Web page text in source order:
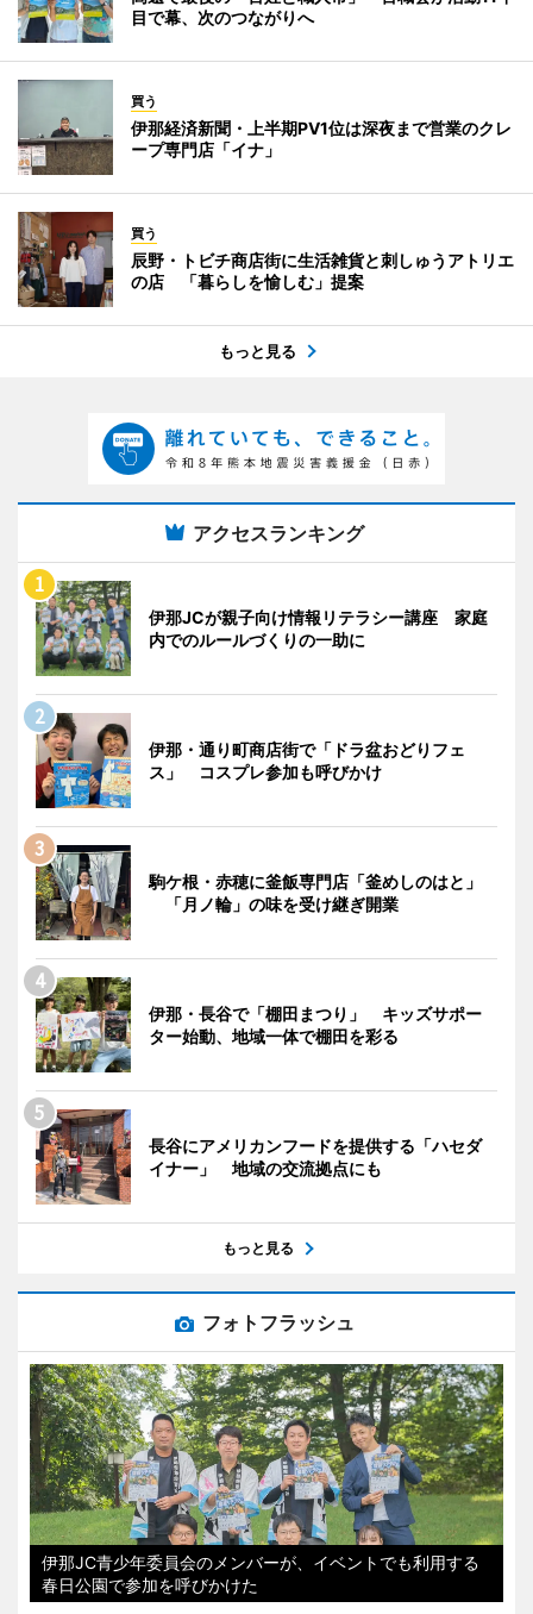
目で幕、次のつながりへ
買う
伊那経済新聞・上半期PV1位は深夜まで営業のクレ
ープ専門店「イナ」
買う
辰野・トビチ商店街に生活雑貨と刺しゅうアトリエ
の店 「暮らしを愉しむ」提案
もっと見る
アクセスランキング
伊那JCが親子向け情報リテラシー講座 家庭
内でのルールづくりの一助に
伊那・通り町商店街で「ドラ盆おどりフェ
ス」 コスプレ参加も呼びかけ
駒ケ根・赤穂に釜飯専門店「釜めしのはと」
「月ノ輪」の味を受け継ぎ開業
伊那・長谷で「棚田まつり」 キッズサポー
ター始動、地域一体で棚田を彩る
長谷にアメリカンフードを提供する「ハセダ
イナー」 地域の交流拠点にも
もっと見る
フォトフラッシュ
伊那JC青少年委員会のメンバーが、イベントでも利用する
春日公園で参加を呼びかけた